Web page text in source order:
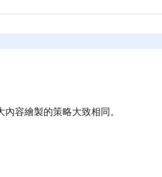
容繪製的策略大致相同。